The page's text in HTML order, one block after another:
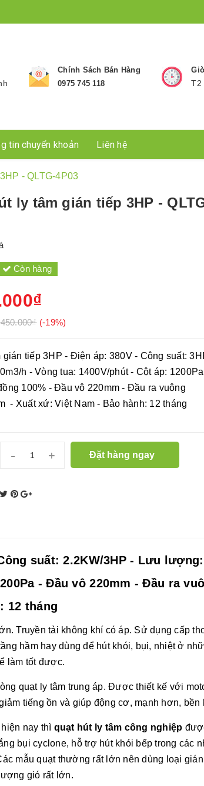
Chính Sách Bán Hàng
0975 745 118
T2
tin chuyển khoản Liên hệ
- QLTG-4P03
ly tâm gián tiếp 3HP -
Còn hàng
(-19%)
gián tiếp 3HP - Điện áp: 380V - Công suất:
h - Vòng tua: 1400V/phút - Cột áp:
100% - Đầu vô 220mm - Đầu ra vuông
- Xuất xứ: Việt Nam - Bảo hành: 12 tháng
- + Đặt hàng ngay
suất: 2.2KW/3HP - Lưu lượng:
- Đầu vô 220mm - Đầu ra
12 tháng
Truyền tải không khí có áp. Sử dụng cấp
hầm hay dùng để hút khói, bụi, nhiệt ở
làm tốt được.
quạt ly tâm trung áp. Được thiết kế với
tiếng ồn và giúp động cơ, mạnh hơn, bền
nay thì quạt hút ly tâm công nghiệp
bụi cyclone, hỗ trợ hút khói bếp trong các
mẫu quạt thường rất lớn nên dùng loại
gió rất lớn.